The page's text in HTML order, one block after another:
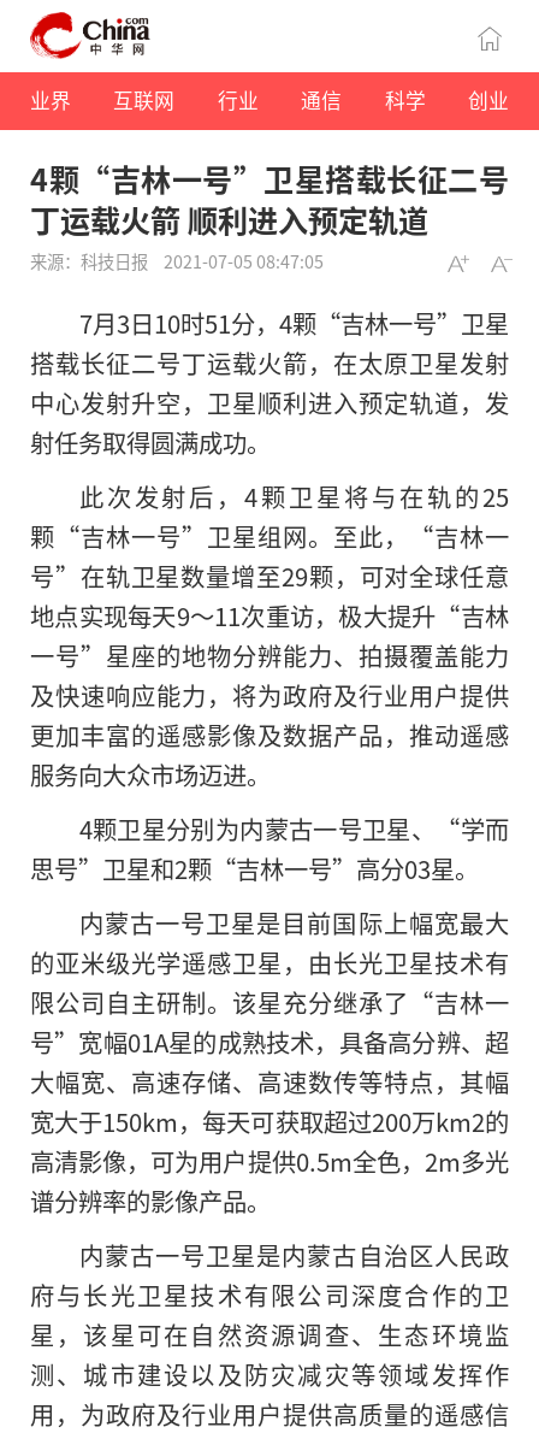
业界 互联网 行业 通信 科学 创业
4颗“吉林一号”卫星搭载长征二号
丁运载火箭 顺利进入预定轨道
来源：科技日报 2021-07-05 08:47:05
7月3日10时51分，4颗“吉林一号”卫星
搭载长征二号丁运载火箭，在太原卫星发射
中心发射升空，卫星顺利进入预定轨道，发
射任务取得圆满成功。
此次发射后，4颗卫星将与在轨的25
颗“吉林一号”卫星组网。至此，“吉林一
号”在轨卫星数量增至29颗，可对全球任意
地点实现每天9～11次重访，极大提升“吉林
一号”星座的地物分辨能力、拍摄覆盖能力
及快速响应能力，将为政府及行业用户提供
更加丰富的遥感影像及数据产品，推动遥感
服务向大众市场迈进。
4颗卫星分别为内蒙古一号卫星、“学而
思号”卫星和2颗“吉林一号”高分03星。
内蒙古一号卫星是目前国际上幅宽最大
的亚米级光学遥感卫星，由长光卫星技术有
限公司自主研制。该星充分继承了“吉林一
号”宽幅01A星的成熟技术，具备高分辨、超
大幅宽、高速存储、高速数传等特点，其幅
宽大于150km，每天可获取超过200万km2的
高清影像，可为用户提供0.5m全色，2m多光
谱分辨率的影像产品。
内蒙古一号卫星是内蒙古自治区人民政
府与长光卫星技术有限公司深度合作的卫
星，该星可在自然资源调查、生态环境监
测、城市建设以及防灾减灾等领域发挥作
用，为政府及行业用户提供高质量的遥感信